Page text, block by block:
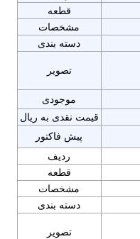
قطعه
مشخصات
دسته بندی
تصویر
موجودی
قیمت نقدی به ریال
پیش فاکتور
ردیف
قطعه
مشخصات
دسته بندی
تصویر